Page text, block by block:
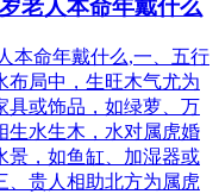
老人本命年戴什么
本命年戴什么,一、五行
布局中，生旺木气尤为
具或饰品，如绿萝、万
生水生木，水对属虎婚
景，如鱼缸、加湿器或
、贵人相助北方为属虎